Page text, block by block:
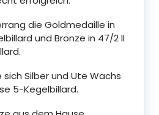
die Goldmedaille in
und Bronze in 47/2 II
Silber und Ute Wachs
5-Kegelbillard.